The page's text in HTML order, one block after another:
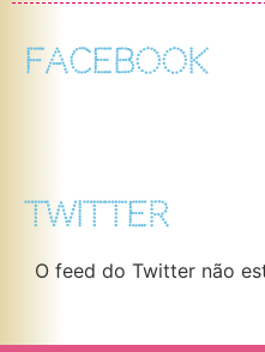
FACEBOOK
TWITTER
O feed do Twitter não